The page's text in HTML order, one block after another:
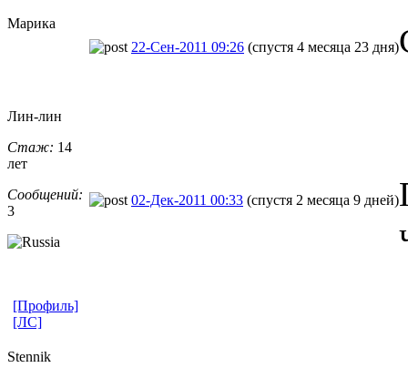
Марика
22-Сен-2011 09:26 (спустя 4 месяца 23 дня)
Лин-лин
Стаж: 14
лет
Сообщений:
3
02-Дек-2011 00:33 (спустя 2 месяца 9 дней)
[Профиль]
[ЛС]
Stennik